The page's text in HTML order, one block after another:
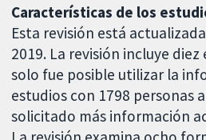
Características de los
Esta revisión está
2019. La revisión incluye
solo fue posible utilizar la
estudios con 1798 personas
solicitado más información